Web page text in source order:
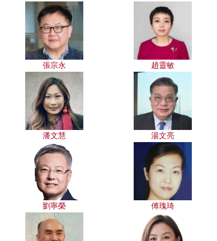
張宗永 趙靈敏
潘文慧 湯文亮
劉寧榮 傅瑰琦